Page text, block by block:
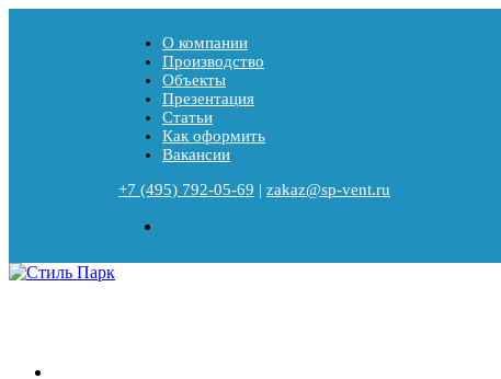
О компании
Производство
Объекты
Презентация
Статьи
Как оформить
Вакансии
+7 (495) 792-05-69 | zakaz@sp-vent.ru